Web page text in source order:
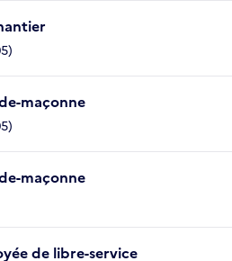
maçonne
maçonne
de libre-service